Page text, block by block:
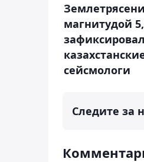
магнитудой
сейсмологи
Следите за